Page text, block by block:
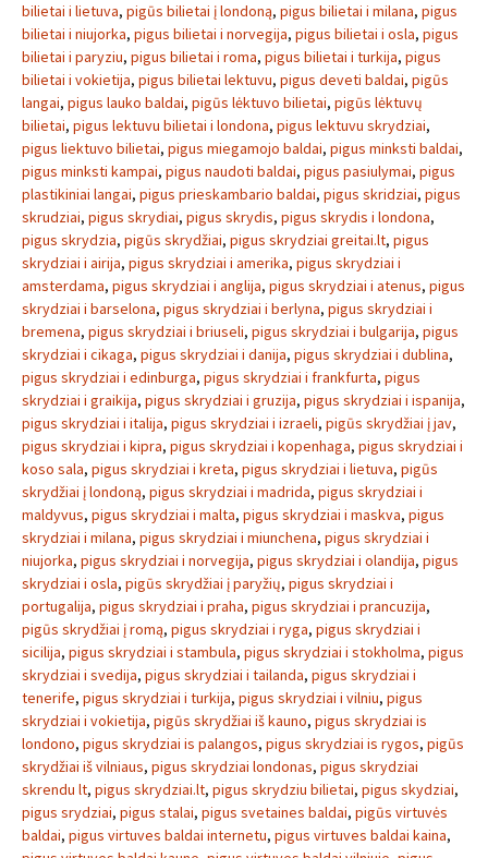
bilietai i lietuva, pigūs bilietai į londoną, pigus bilietai i milana, pigus
bilietai i niujorka, pigus bilietai i norvegija, pigus bilietai i osla, pigus
bilietai i paryziu, pigus bilietai i roma, pigus bilietai i turkija, pigus
bilietai i vokietija, pigus bilietai lektuvu, pigus deveti baldai, pigūs
langai, pigus lauko baldai, pigūs lėktuvo bilietai, pigūs lėktuvų
bilietai, pigus lektuvu bilietai i londona, pigus lektuvu skrydziai,
pigus liektuvo bilietai, pigus miegamojo baldai, pigus minksti baldai,
pigus minksti kampai, pigus naudoti baldai, pigus pasiulymai, pigus
plastikiniai langai, pigus prieskambario baldai, pigus skridziai, pigus
skrudziai, pigus skrydiai, pigus skrydis, pigus skrydis i londona,
pigus skrydzia, pigūs skrydžiai, pigus skrydziai greitai.lt, pigus
skrydziai i airija, pigus skrydziai i amerika, pigus skrydziai i
amsterdama, pigus skrydziai i anglija, pigus skrydziai i atenus, pigus
skrydziai i barselona, pigus skrydziai i berlyna, pigus skrydziai i
bremena, pigus skrydziai i briuseli, pigus skrydziai i bulgarija, pigus
skrydziai i cikaga, pigus skrydziai i danija, pigus skrydziai i dublina,
pigus skrydziai i edinburga, pigus skrydziai i frankfurta, pigus
skrydziai i graikija, pigus skrydziai i gruzija, pigus skrydziai i ispanija,
pigus skrydziai i italija, pigus skrydziai i izraeli, pigūs skrydžiai į jav,
pigus skrydziai i kipra, pigus skrydziai i kopenhaga, pigus skrydziai i
koso sala, pigus skrydziai i kreta, pigus skrydziai i lietuva, pigūs
skrydžiai į londoną, pigus skrydziai i madrida, pigus skrydziai i
maldyvus, pigus skrydziai i malta, pigus skrydziai i maskva, pigus
skrydziai i milana, pigus skrydziai i miunchena, pigus skrydziai i
niujorka, pigus skrydziai i norvegija, pigus skrydziai i olandija, pigus
skrydziai i osla, pigūs skrydžiai į paryžių, pigus skrydziai i
portugalija, pigus skrydziai i praha, pigus skrydziai i prancuzija,
pigūs skrydžiai į romą, pigus skrydziai i ryga, pigus skrydziai i
sicilija, pigus skrydziai i stambula, pigus skrydziai i stokholma, pigus
skrydziai i svedija, pigus skrydziai i tailanda, pigus skrydziai i
tenerife, pigus skrydziai i turkija, pigus skrydziai i vilniu, pigus
skrydziai i vokietija, pigūs skrydžiai iš kauno, pigus skrydziai is
londono, pigus skrydziai is palangos, pigus skrydziai is rygos, pigūs
skrydžiai iš vilniaus, pigus skrydziai londonas, pigus skrydziai
skrendu lt, pigus skrydziai.lt, pigus skrydziu bilietai, pigus skydziai,
pigus srydziai, pigus stalai, pigus svetaines baldai, pigūs virtuvės
baldai, pigus virtuves baldai internetu, pigus virtuves baldai kaina,